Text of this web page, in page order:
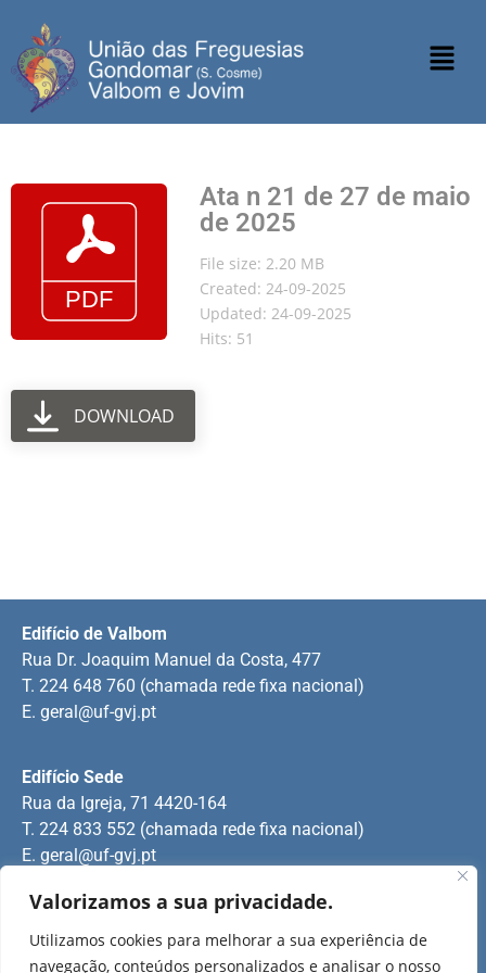
Valorizamos a sua privacidade.
Utilizamos cookies para melhorar a sua experiência de
navegação, conteúdos personalizados e analisar o nosso
Ata n 21 de 27 de maio
de 2025
File size: 2.20 MB
Created: 24-09-2025
Updated: 24-09-2025
Hits: 51
DOWNLOAD
Rua Manuel Pinto Martins
Edifício Sede
Rua da Igreja, 71 4420-164
T. 224 833 552 (chamada rede fixa nacional)
E. geral@uf-gvj.pt
Edifício de Valbom
Rua Dr. Joaquim Manuel da Costa, 477
T. 224 648 760 (chamada rede fixa nacional)
E. geral@uf-gvj.pt